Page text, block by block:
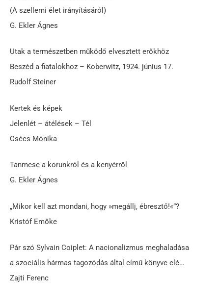
(A szellemi élet irányításáról)
G. Ekler Ágnes
Utak a természetben működő elvesztett erőkhöz
Beszéd a fiatalokhoz – Koberwitz, 1924. június 17.
Rudolf Steiner
Kertek és képek
Jelenlét – átélések – Tél
Csécs Mónika
Tanmese a korunkról és a kenyérről
G. Ekler Ágnes
„Mikor kell azt mondani, hogy »megállj, ébresztő!«”?
Kristóf Emőke
Pár szó Sylvain Coiplet: A nacionalizmus meghaladása
a szociális hármas tagozódás által című könyve elé…
Zajti Ferenc